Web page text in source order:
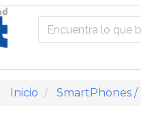
Inicio SmartPhones /